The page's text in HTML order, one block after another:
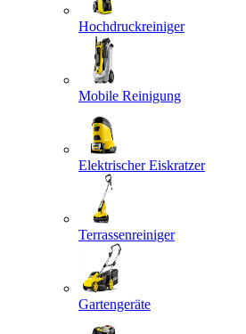
Hochdruckreiniger
Mobile Reinigung
Elektrischer Eiskratzer
Terrassenreiniger
Gartengeräte